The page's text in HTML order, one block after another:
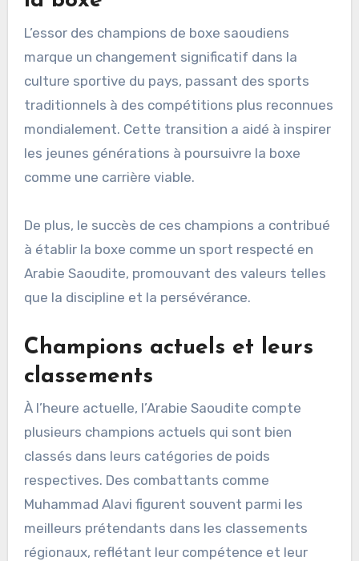
L’essor des champions de boxe saoudiens
marque un changement significatif dans la
culture sportive du pays, passant des sports
traditionnels à des compétitions plus reconnues
mondialement. Cette transition a aidé à inspirer
les jeunes générations à poursuivre la boxe
comme une carrière viable.
De plus, le succès de ces champions a contribué
à établir la boxe comme un sport respecté en
Arabie Saoudite, promouvant des valeurs telles
que la discipline et la persévérance.
Champions actuels et leurs
classements
À l’heure actuelle, l’Arabie Saoudite compte
plusieurs champions actuels qui sont bien
classés dans leurs catégories de poids
respectives. Des combattants comme
Muhammad Alavi figurent souvent parmi les
meilleurs prétendants dans les classements
régionaux, reflétant leur compétence et leur